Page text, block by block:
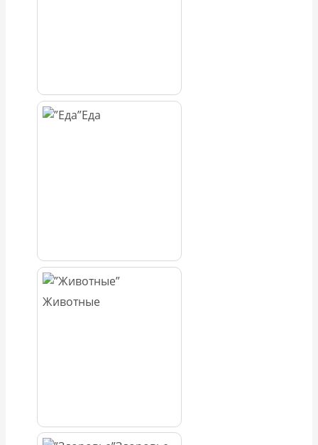
Еда
Животные